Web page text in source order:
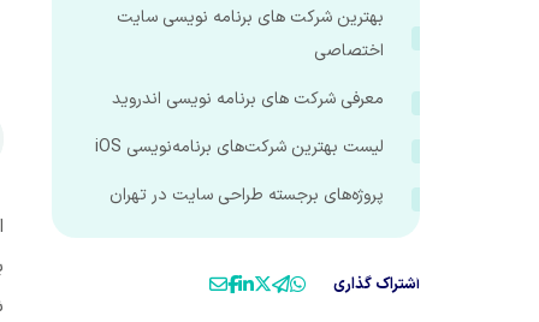
بهترین شرکت های برنامه نویسی سایت
اختصاصی
معرفی شرکت های برنامه نویسی اندروید
لیست بهترین شرکت‌های برنامه‌نویسی iOS
پروژه‌های برجسته طراحی سایت در تهران
اشتراک گذاری